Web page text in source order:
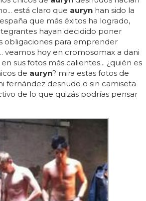
está claro que auryn han sido la
que más éxitos ha logrado,
hayan decidido poner
obligaciones para emprender
veamos hoy en cromosomax a dani
sus fotos más calientes... ¿quién es
de auryn? mira estas fotos de
fernández desnudo o sin camiseta
de lo que quizás podrías pensar